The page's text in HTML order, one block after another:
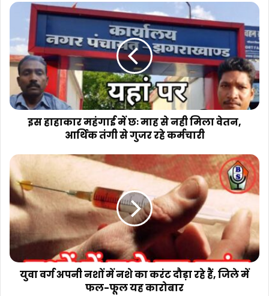
इस
हाहाकार
महंगाई
में
छः
माह
नही
मिला
वेतन,
से
गुजर
रहे
कर्मचारी
इस हाहाकार महंगाई में छः माह से नही मिला वेतन,
आर्थिक तंगी से गुजर रहे कर्मचारी
युवा
वर्ग
अपनी
नशों
में
नशे
का
करंट
दौड़ा
युवा वर्ग अपनी नशों में नशे का करंट दौड़ा रहे हैं, जिले में
फल-फूल यह कारोबार